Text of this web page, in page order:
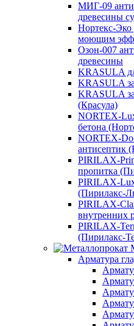
МИГ-09
древесины
Нортекс-Эко
моющим
Озон-007
древесины
KRASULA
KRASULA
KRASULA
(Красула)
NORTEX-
бетона
NORTEX-
антисептик
PIRILAX-
пропитка
PIRILAX-
(Пирилакс-
PIRILAX-
внутренних
PIRILAX-
(Пирилакс-
Арматура